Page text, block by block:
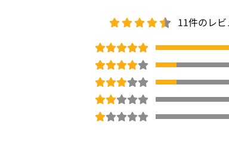
11件のレ